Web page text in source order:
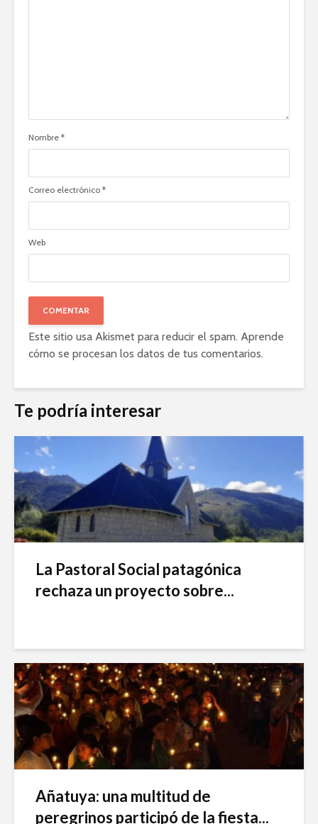
Nombre *
Correo electrónico *
Web
Este sitio usa Akismet para reducir el spam. Aprende
cómo se procesan los datos de tus comentarios.
Te podría interesar
La Pastoral Social patagónica
rechaza un proyecto sobre...
Añatuya: una multitud de
peregrinos participó de la fiesta...